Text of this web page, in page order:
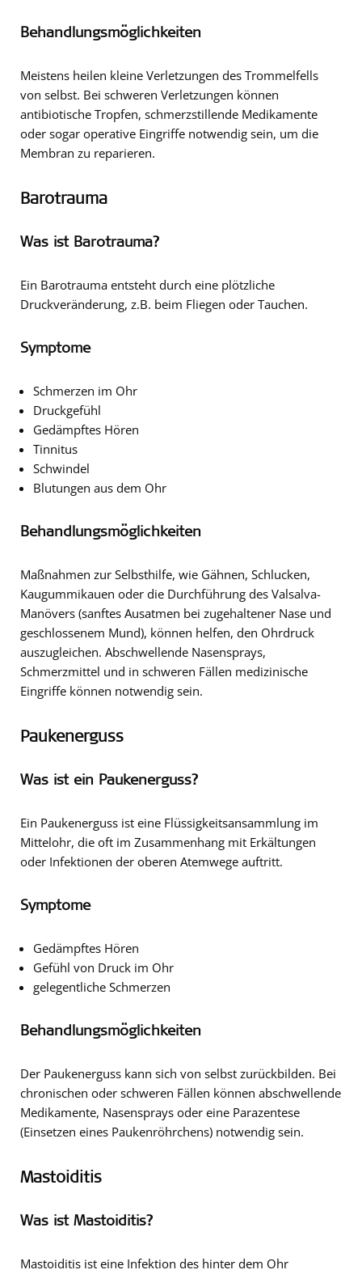
Behandlungsmöglichkeiten
Meistens heilen kleine Verletzungen des Trommelfells
von selbst. Bei schweren Verletzungen können
antibiotische Tropfen, schmerzstillende Medikamente
oder sogar operative Eingriffe notwendig sein, um die
Membran zu reparieren.
Barotrauma
Was ist Barotrauma?
Ein Barotrauma entsteht durch eine plötzliche
Druckveränderung, z.B. beim Fliegen oder Tauchen.
Symptome
Schmerzen im Ohr
Druckgefühl
Gedämpftes Hören
Tinnitus
Schwindel
Blutungen aus dem Ohr
Behandlungsmöglichkeiten
Maßnahmen zur Selbsthilfe, wie Gähnen, Schlucken,
Kaugummikauen oder die Durchführung des Valsalva-
Manövers (sanftes Ausatmen bei zugehaltener Nase und
geschlossenem Mund), können helfen, den Ohrdruck
auszugleichen. Abschwellende Nasensprays,
Schmerzmittel und in schweren Fällen medizinische
Eingriffe können notwendig sein.
Paukenerguss
Was ist ein Paukenerguss?
Ein Paukenerguss ist eine Flüssigkeitsansammlung im
Mittelohr, die oft im Zusammenhang mit Erkältungen
oder Infektionen der oberen Atemwege auftritt.
Symptome
Gedämpftes Hören
Gefühl von Druck im Ohr
gelegentliche Schmerzen
Behandlungsmöglichkeiten
Der Paukenerguss kann sich von selbst zurückbilden. Bei
chronischen oder schweren Fällen können abschwellende
Medikamente, Nasensprays oder eine Parazentese
(Einsetzen eines Paukenröhrchens) notwendig sein.
Mastoiditis
Was ist Mastoiditis?
Mastoiditis ist eine Infektion des hinter dem Ohr